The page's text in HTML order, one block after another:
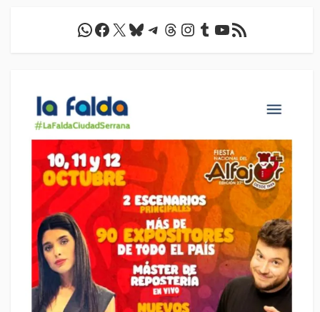
WhatsApp
Facebook
X Bluesky
Telegram
Threads
Instagram
Tumblr
YouTube
Feed RSS